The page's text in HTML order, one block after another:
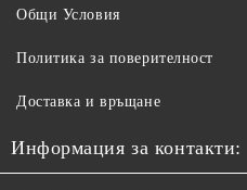
Общи Условия
Политика за поверителност
Доставка и връщане
Информация за контакти: